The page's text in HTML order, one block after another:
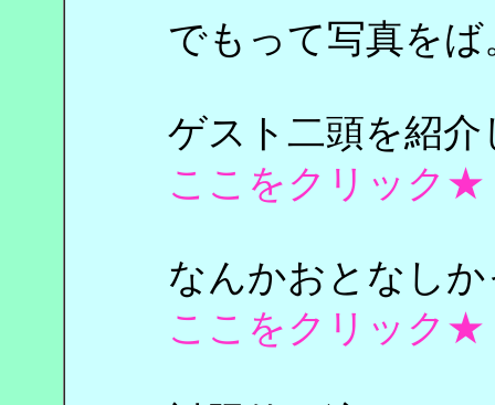
でもって写真をば
ゲスト二頭を紹
ここをクリック★
なんかおとなし
ここをクリック★